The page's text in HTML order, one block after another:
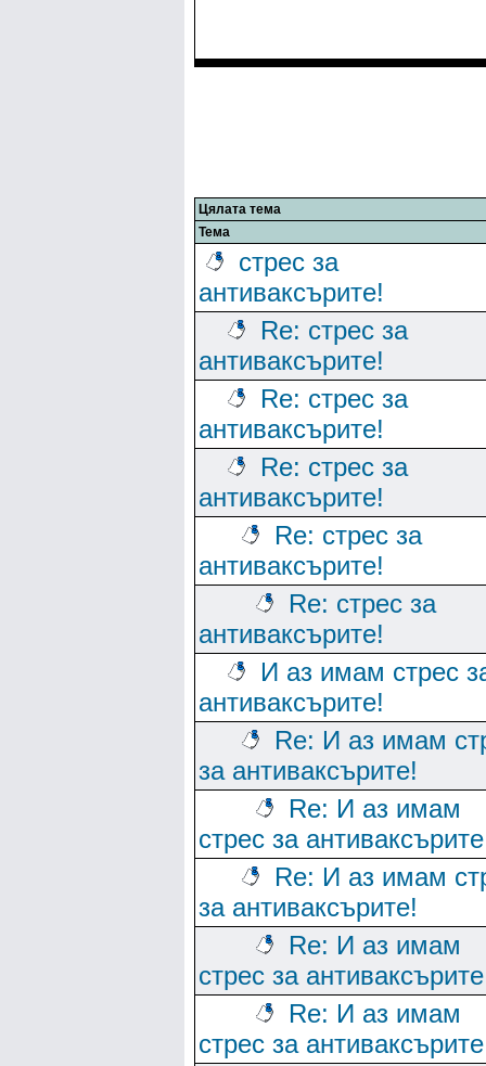
Цялата тема
Тема
стрес за
антиваксърите!
Re: стрес за
антиваксърите!
Re: стрес за
антиваксърите!
Re: стрес за
антиваксърите!
Re: стрес за
антиваксърите!
Re: стрес за
антиваксърите!
И аз имам стрес
антиваксърите!
Re: И аз имам
за антиваксърите!
Re: И аз имам
стрес за
Re: И аз имам
за антиваксърите!
Re: И аз имам
стрес за
Re: И аз имам
стрес за